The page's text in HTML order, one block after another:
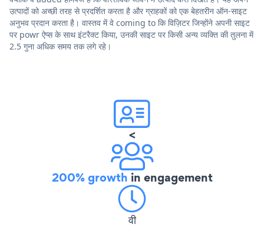
उत्पादों को अच्छी तरह से प्रदर्शित करता है और ग्राहकों को एक बेहतरीन ऑन-साइट
अनुभव प्रदान करता है। वास्तव में वे coming to कि विज़िटर जिन्होंने अपनी साइट
पर powr ऐप्स के साथ इंटरैक्ट किया, उनकी साइट पर किसी अन्य व्यक्ति की तुलना में
2.5 गुना अधिक समय तक लगे रहे।
<
200% growth in engagement
वी